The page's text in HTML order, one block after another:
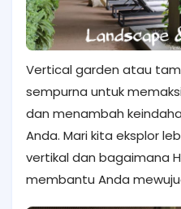
Vertical garden atau
sempurna untuk
dan menambah
Anda. Mari kita eksplor
vertikal dan bagaimana
membantu Anda